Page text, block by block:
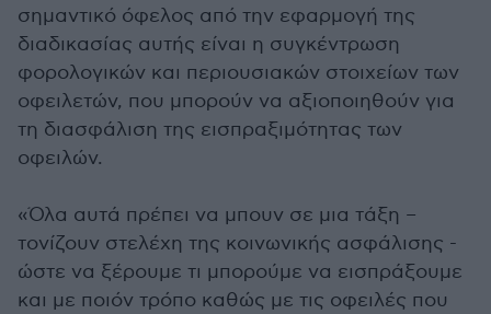
σημαντικό όφελος από την εφαρμογή της
διαδικασίας αυτής είναι η συγκέντρωση
φορολογικών και περιουσιακών στοιχείων των
οφειλετών, που μπορούν να αξιοποιηθούν για
τη διασφάλιση της εισπραξιμότητας των
οφειλών.
«Όλα αυτά πρέπει να μπουν σε μια τάξη –
τονίζουν στελέχη της κοινωνικής ασφάλισης -
ώστε να ξέρουμε τι μπορούμε να εισπράξουμε
και με ποιόν τρόπο καθώς με τις οφειλές που